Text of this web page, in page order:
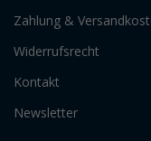
Zahlung &
Widerrufsrecht
Kontakt
Newsletter